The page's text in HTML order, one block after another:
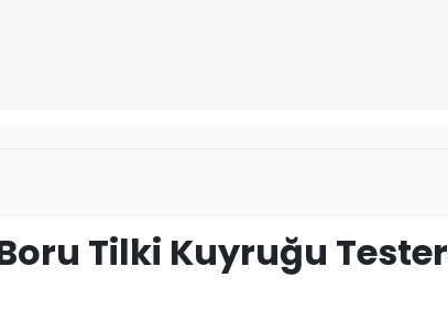
Tilki Kuyruğu